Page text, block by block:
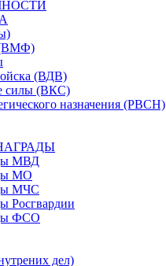
(ВМФ)
(ВДВ)
силы (ВКС)
назначения (РВСН)
МВД
МО
МЧС
Росгвардии
ФСО
дел)